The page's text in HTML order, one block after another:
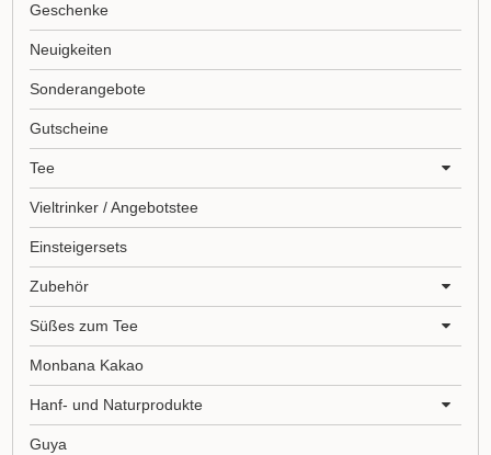
Geschenke
Neuigkeiten
Sonderangebote
Gutscheine
Tee
Vieltrinker / Angebotstee
Einsteigersets
Zubehör
Süßes zum Tee
Monbana Kakao
Hanf- und Naturprodukte
Guya